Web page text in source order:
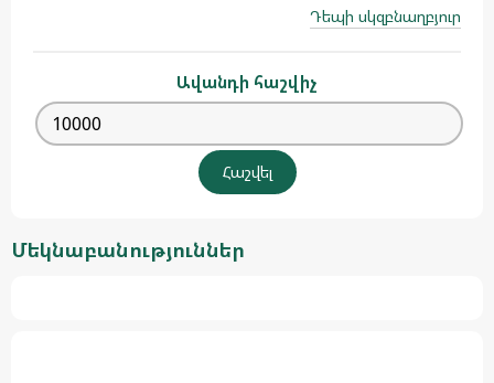
Դեպի սկզբնաղբյուր
Ավանդի հաշվիչ
Մեկնաբանություններ